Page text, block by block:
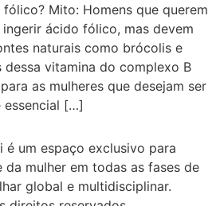
Mito: Homens que querem
ácido fólico, mas devem
naturais como brócolis e
dessa vitamina do complexo B
as mulheres que desejam ser
essencial […]
é um espaço exclusivo para
da mulher em todas as fases de
global e multidisciplinar.